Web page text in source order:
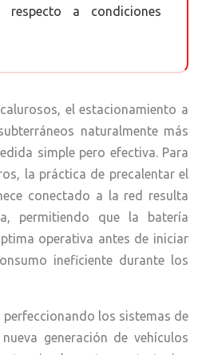
respecto a condiciones
el estacionamiento a
naturalmente más
simple pero efectiva. Para
la práctica de precalentar el
conectado a la red resulta
permitiendo que la batería
operativa antes de iniciar
ineficiente durante los
los sistemas de
generación de vehículos